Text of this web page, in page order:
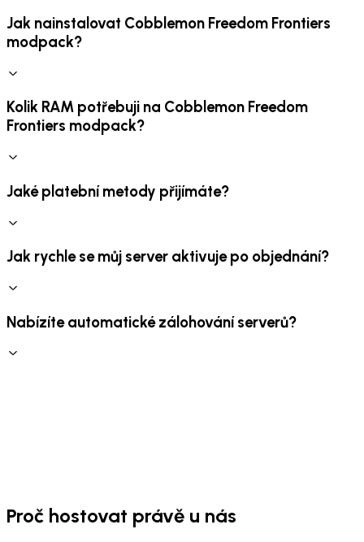
Jak nainstalovat Cobblemon Freedom Frontiers
modpack?
Kolik RAM potřebuji na Cobblemon Freedom
Frontiers modpack?
Jaké platební metody přijímáte?
Jak rychle se můj server aktivuje po objednání?
Nabízíte automatické zálohování serverů?
Proč hostovat právě u nás